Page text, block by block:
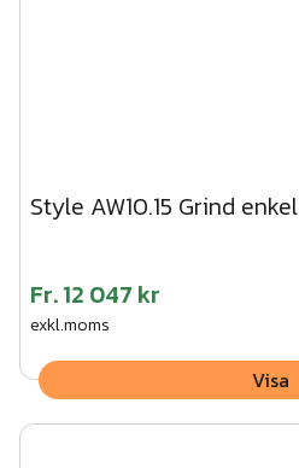
Style AW10.15 Grind enkel
Fr.12 047 kr
exkl.moms
Visa